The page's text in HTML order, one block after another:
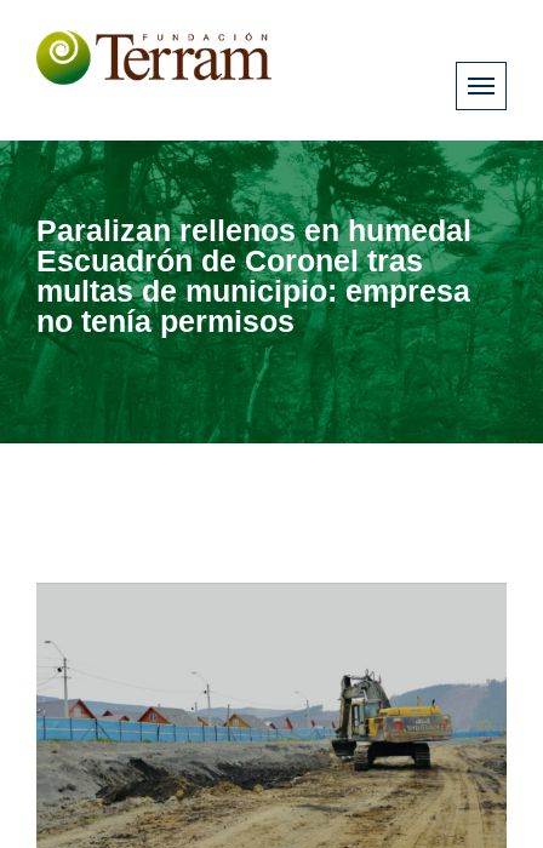
Paralizan rellenos en humedal
Escuadrón de Coronel tras
multas de municipio: empresa
no tenía permisos